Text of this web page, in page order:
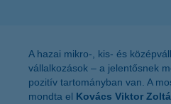
A hazai mikro-, kis- és
vállalkozások – a jelentősnek
pozitív tartományban van. A
mondta el Kovács Viktor